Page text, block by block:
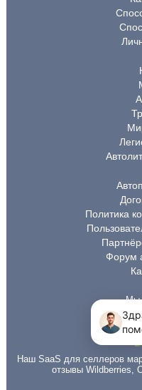
Политика
Форум
Мы
Наш SaaS для селлеров
отзывы Wildberries,